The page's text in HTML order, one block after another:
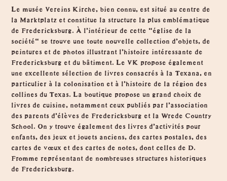
Vue d'ensemble
Le musée Vereins Kirche, bien connu, est situé au centre de
la Marktplatz et constitue la structure la plus emblématique
de Fredericksburg. À l'intérieur de cette "église de la
société" se trouve une toute nouvelle collection d'objets, de
peintures et de photos illustrant l'histoire intéressante de
Fredericksburg et du bâtiment. Le VK propose également
une excellente sélection de livres consacrés à la Texana, en
particulier à la colonisation et à l'histoire de la région des
collines du Texas. La boutique propose un grand choix de
livres de cuisine, notamment ceux publiés par l'association
des parents d'élèves de Fredericksburg et la Wrede Country
School. On y trouve également des livres d'activités pour
enfants, des jeux et jouets anciens, des cartes postales, des
cartes de vœux et des cartes de notes, dont celles de D.
Fromme représentant de nombreuses structures historiques
de Fredericksburg.